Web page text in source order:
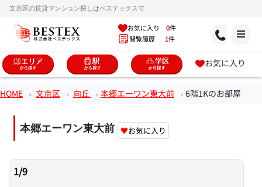
文京区の賃貸マンション探しはベステックスで
お気に入り 0件
閲覧履歴 1件
お気に入り
HOME 文京区 向丘 本郷エーワン東大前 6階1Kのお部屋
本郷エーワン東大前 ♥お気に入り
1/9